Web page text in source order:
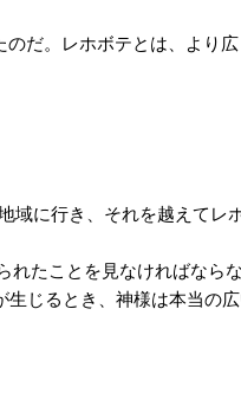
だ。レホボテとは、より広
に行き、それを越えてレ
たことを見なければなら
じるとき、神様は本当の